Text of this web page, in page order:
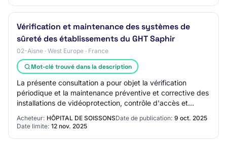
Vérification et maintenance des systèmes de
sûreté des établissements du GHT Saphir
02-Aisne · West Europe · France
Mot-clé trouvé dans la description
La présente consultation a pour objet la vérification
périodique et la maintenance préventive et corrective des
installations de vidéoprotection, contrôle d'accès et
alarmes anti-intrusion, pour les…
Acheteur: HÔPITAL DE SOISSONSDate de publication: 9 oct. 2025
Date limite: 12 nov. 2025